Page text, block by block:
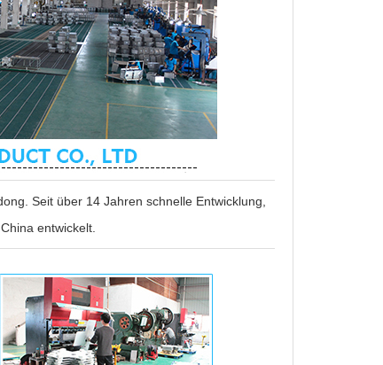
Seit über 14 Jahren schnelle Entwicklung,
entwickelt.